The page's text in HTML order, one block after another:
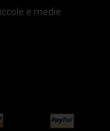
e medie